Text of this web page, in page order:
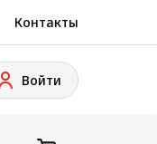
Контакты
Войти